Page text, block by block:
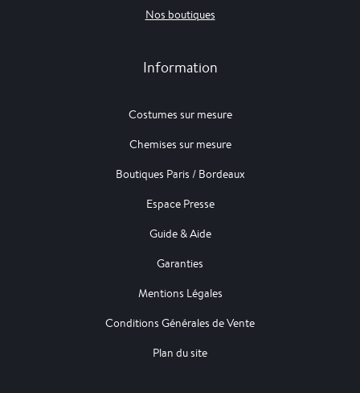
Nos boutiques
Information
Costumes sur mesure
Chemises sur mesure
Boutiques Paris / Bordeaux
Espace Presse
Guide & Aide
Garanties
Mentions Légales
Conditions Générales de Vente
Plan du site